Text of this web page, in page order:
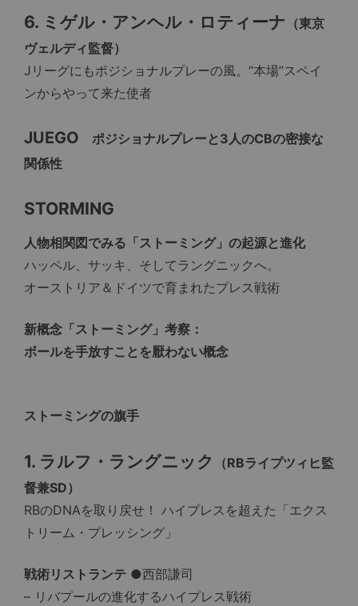
6. ミゲル・アンヘル・ロティーナ （東京
ヴェルディ監督）
Jリーグにもポジショナルプレーの風。“本場”スペイ
ンからやって来た使者
JUEGO ポジショナルプレーと3人のCBの密接な
関係性
STORMING
人物相関図でみる「ストーミング」の起源と進化
ハッペル、サッキ、そしてラングニックへ。
オーストリア＆ドイツで育まれたプレス戦術
新概念「ストーミング」考察：
ボールを手放すことを厭わない概念
ストーミングの旗手
1. ラルフ・ラングニック
（RBライプツィヒ監
督兼SD）
RBのDNAを取り戻せ！ ハイプレスを超えた「エクス
トリーム・プレッシング」
戦術リストランテ ●西部謙司
– リバプールの進化するハイプレス戦術